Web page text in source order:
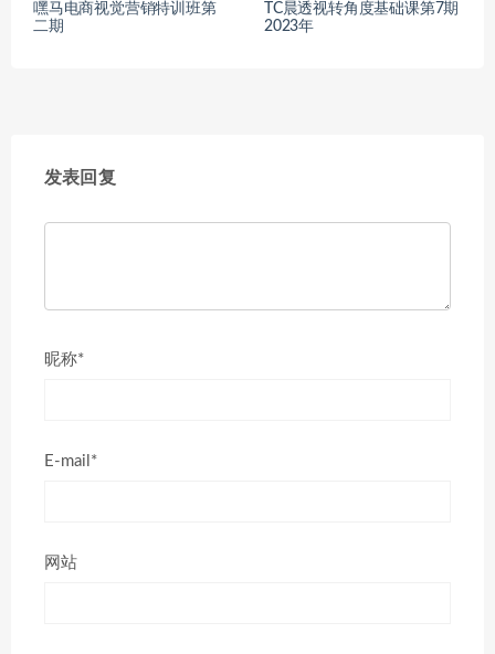
嘿马电商视觉营销特训班第
二期
TC晨透视转角度基础课第7期
2023年
发表回复
昵称*
E-mail*
网站